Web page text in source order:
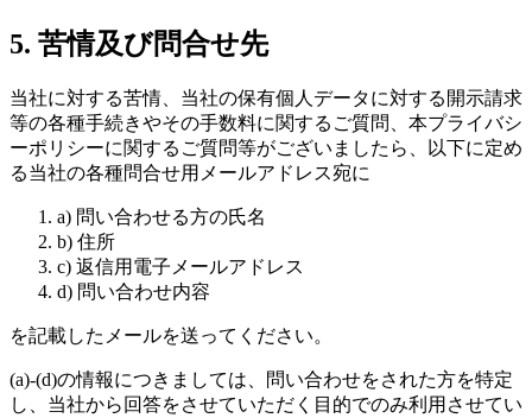
5. 苦情及び問合せ先
当社に対する苦情、当社の保有個人データに対する開示請求
等の各種手続きやその手数料に関するご質問、本プライバシ
ーポリシーに関するご質問等がございましたら、以下に定め
る当社の各種問合せ用メールアドレス宛に
a) 問い合わせる方の氏名
b) 住所
c) 返信用電子メールアドレス
d) 問い合わせ内容
を記載したメールを送ってください。
(a)-(d)の情報につきましては、問い合わせをされた方を特定
し、当社から回答をさせていただく目的でのみ利用させてい